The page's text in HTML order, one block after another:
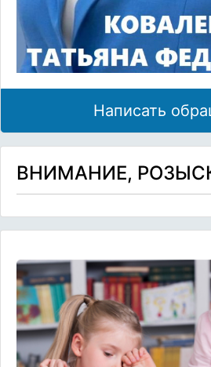
Написать
ВНИМАНИЕ,